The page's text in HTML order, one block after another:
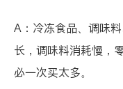
A：冷冻食品、调味
长，调味料消耗慢，
必一次买太多。